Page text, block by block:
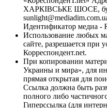
ХАРКІВСЬКЕ ШОСЕ,
Идентификатор медиа -
Использование любых
сайте, разрешается при
Корреспондент.net.
При копировании
Украины и мира», для
прямая открытая для
Ссылка должна быть
полного либо
Гиперссылка (для